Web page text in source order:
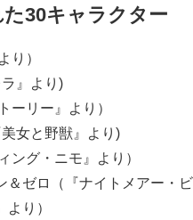
30キャラクター
り）
』より)
ーリー』より）
女と野獣』より)
ング・ニモ』より）
＆ゼロ（『ナイトメアー・
り）